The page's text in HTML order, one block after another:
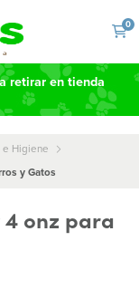
0
retirar en tienda
e Higiene
y Gatos
onz para